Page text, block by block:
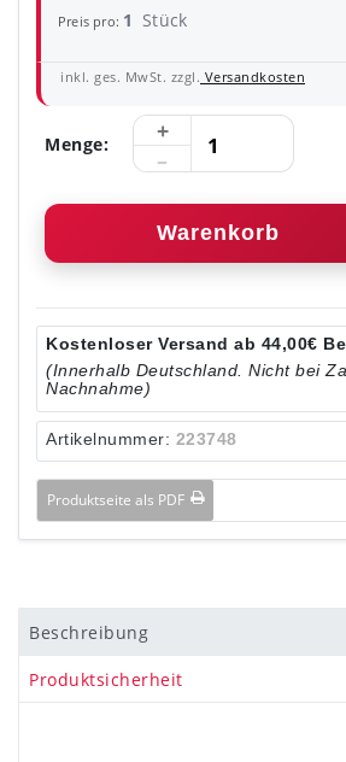
Preis pro: 1 Stück
inkl. ges. MwSt. zzgl. Versandkosten
Menge:
Warenkorb
Kostenloser Versand ab 44,00€
(Innerhalb Deutschland. Nicht bei
Nachnahme)
Artikelnummer: 223748
Produktseite als PDF
Beschreibung
Produktsicherheit